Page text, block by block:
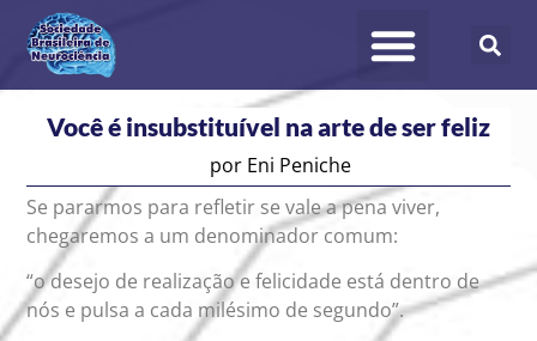
Você é insubstituível na arte de ser feliz
por Eni Peniche
Se pararmos para refletir se vale a pena viver,
chegaremos a um denominador comum:
“o desejo de realização e felicidade está dentro de
nós e pulsa a cada milésimo de segundo”.